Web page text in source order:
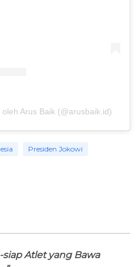
Arus Baik (@arusbaik.id)
Presiden Jokowi
siap Atlet yang Bawa